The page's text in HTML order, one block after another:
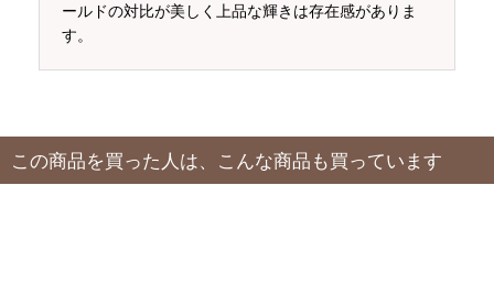
ールドの対比が美しく上品な輝きは存在感がありま
す。
この商品を買った人は、こんな商品も買っています